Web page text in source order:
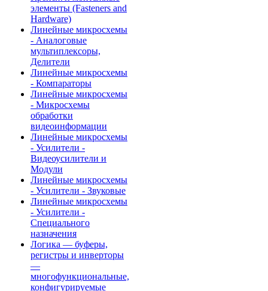
элементы (Fasteners and
Hardware)
Линейные микросхемы
- Аналоговые
мультиплексоры,
Делители
Линейные микросхемы
- Компараторы
Линейные микросхемы
- Микросхемы
обработки
видеоинформации
Линейные микросхемы
- Усилители -
Видеоусилители и
Модули
Линейные микросхемы
- Усилители - Звуковые
Линейные микросхемы
- Усилители -
Специального
назначения
Логика — буферы,
регистры и инверторы
—
многофункциональные,
конфигурируемые